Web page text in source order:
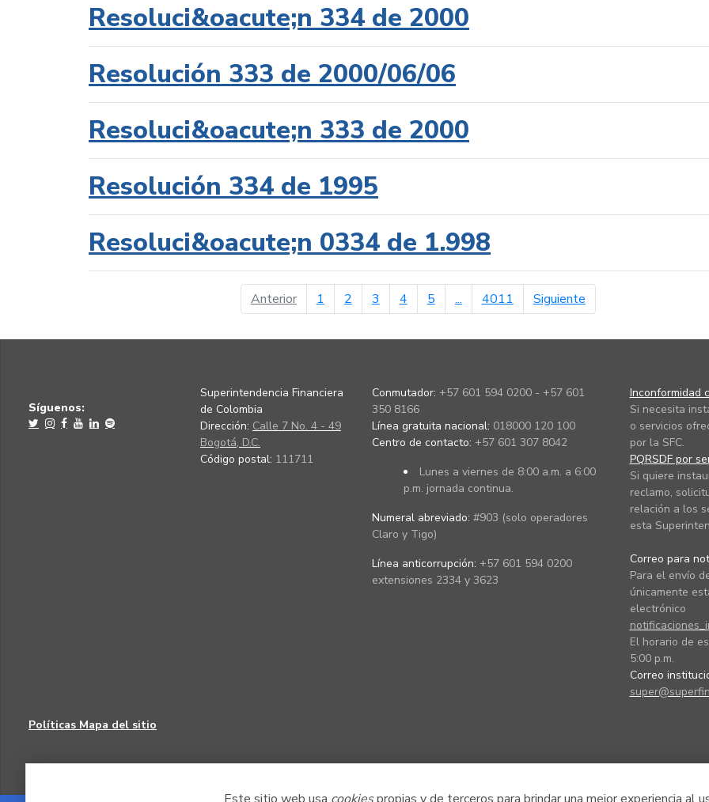
Resoluci&oacute;n 334 de 2000
Resolución 333 de 2000/06/06
Resoluci&oacute;n 333 de 2000
Resolución 334 de 1995
Resoluci&oacute;n 0334 de 1.998
Anteriorpágina anterior
1 2 3 4 5 ... 4011 Siguientepágina siguiente
Síguenos:
Superintendencia Financiera
de Colombia
Dirección: Calle 7 No. 4 - 49
Bogotá, D.C.
Código postal: 111711
Conmutador: +57 601 594 0200 - +57 601
350 8166
Línea gratuita nacional: 018000 120 100
Centro de contacto: +57 601 307 8042
Lunes a viernes de 8:00 a.m. a 6:00
p.m. jornada continua.
Numeral abreviado: #903 (solo operadores
Claro y Tigo)
Línea anticorrupción: +57 601 594 0200
extensiones 2334 y 3623
Inconformidad
Si necesita
o servicios
por la SFC.
PQRSDF por
Si quiere
reclamo,
relación a los
esta
Correo para
Para el envío
únicamente
electrónico
El horario de
5:00 p.m.
Correo
Políticas Mapa del sitio